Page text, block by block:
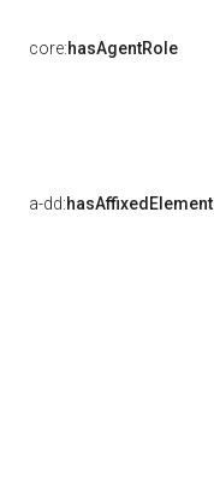
core:hasAgentRole
a-dd:hasAffixedElement